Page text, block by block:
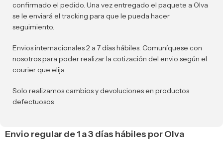
confirmado el pedido. Una vez entregado el paquete a Olva
se le enviará el tracking para que le pueda hacer
seguimiento.
Envios internacionales 2 a 7 días hábiles. Comuníquese con
nosotros para poder realizar la cotización del envio según el
courier que elija
Solo realizamos cambios y devoluciones en productos
defectuosos
Envio regular de 1 a 3 días hábiles por Olva